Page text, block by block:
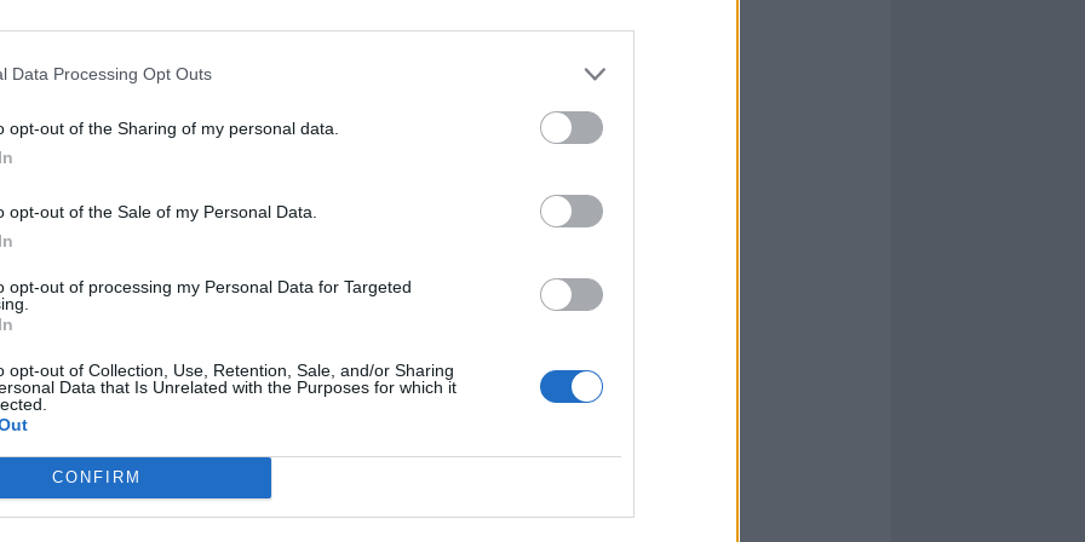
Data Processing Opt Outs
opt-out of the Sharing of my personal data.
opt-out of the Sale of my Personal Data.
opt-out of processing my Personal Data for Targeted
opt-out of Collection, Use, Retention, Sale, and/or Sharing
Data that Is Unrelated with the Purposes for which it
CONFIRM
da Leonardo Bonucci (@bonuccileo19)
insieme all'inseparabile Chiellini
continuiamo a mangiare
voi?